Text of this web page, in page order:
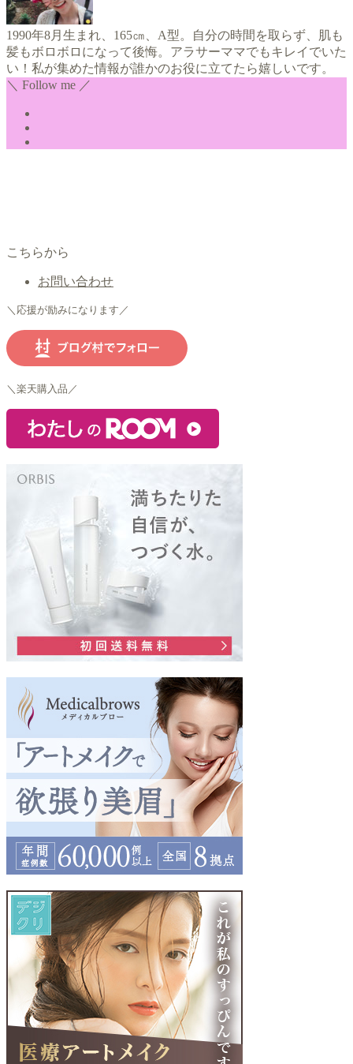
1990年8月生まれ、165㎝、A型。自分の時間を取らず、肌も
髪もボロボロになって後悔。アラサーママでもキレイでいた
い！私が集めた情報が誰かのお役に立てたら嬉しいです。
＼ Follow me ／
こちらから
お問い合わせ
＼応援が励みになります／
＼楽天購入品／